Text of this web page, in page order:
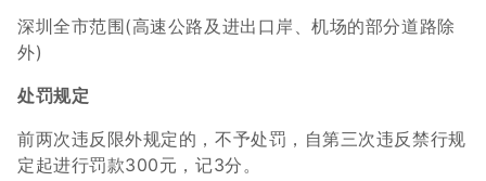
深圳全市范围(高速公路及进出口岸、机场的部分道路除
外)
处罚规定
前两次违反限外规定的，不予处罚，自第三次违反禁行规
定起进行罚款300元，记3分。